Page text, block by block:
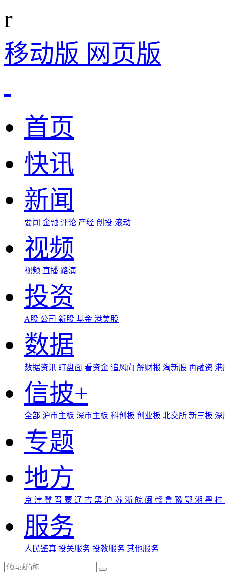
r
移动版 网页版
首页
快讯
新闻
要闻 金融 评论 产经 创投 滚动
视频
视频 直播 路演
投资
A股 公司 新股 基金 港美股
数据
数据资讯 盯盘面 看资金 追风向 解财报 淘新股 再融资
信披+
全部 沪市主板 深市主板 科创板 创业板 北交所 新三板
专题
地方
京 津 冀 晋 蒙 辽 吉 黑 沪 苏 浙 皖 闽 赣 鲁 豫 鄂 湘 粤 桂
服务
人民鉴真 投关服务 投教服务 其他服务